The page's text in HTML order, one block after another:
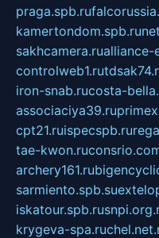
praga.spb.ru
kamertondom.spb.ru
sakhcamera.rualliance-
controlweb1.ru
iron-snab.rucosta-
associaciya39.ru
cpt21.ruispecspb.ru
tae-kwon.ru
archery161.ru
sarmiento.spb.su
iskatour.spb.ru
krygeva-spa.ru